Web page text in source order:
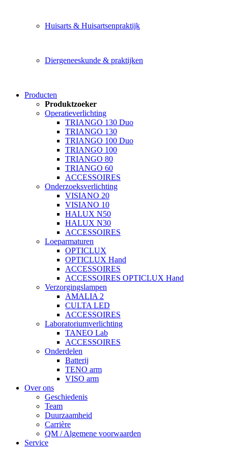
Huisarts & Huisartsenpraktijk
Diergeneeskunde & praktijken
Producten
Produktzoeker
Operatieverlichting
TRIANGO 130 Duo
TRIANGO 130
TRIANGO 100 Duo
TRIANGO 100
TRIANGO 80
TRIANGO 60
ACCESSOIRES
Onderzoeksverlichting
VISIANO 20
VISIANO 10
HALUX N50
HALUX N30
ACCESSOIRES
Loeparmaturen
OPTICLUX
OPTICLUX Hand
ACCESSOIRES
ACCESSOIRES OPTICLUX Hand
Verzorgingslampen
AMALIA 2
CULTA LED
ACCESSOIRES
Laboratoriumverlichting
TANEO Lab
ACCESSOIRES
Onderdelen
Batterij
TENO arm
VISO arm
Over ons
Geschiedenis
Team
Duurzaamheid
Carrière
QM / Algemene voorwaarden
Service